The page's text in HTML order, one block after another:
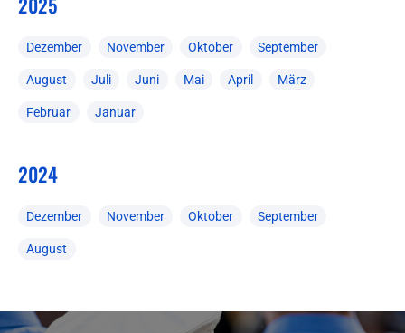
Dezember November Oktober September
August Juli Juni Mai April März
Februar Januar
2024
Dezember November Oktober September
August